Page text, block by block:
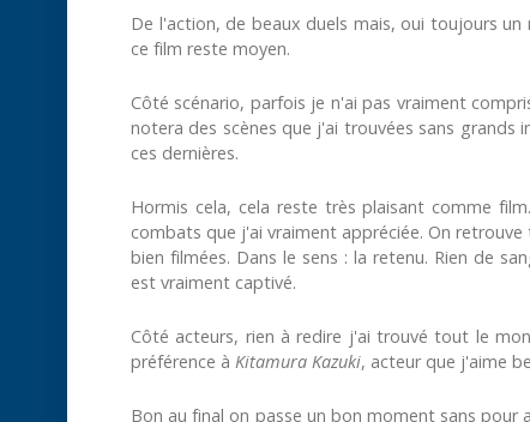
De l'action, de beaux duels mais, oui toujours
ce film reste moyen.
Côté scénario, parfois je n'ai pas vraiment
notera des scènes que j'ai trouvées sans grands
ces dernières.
Hormis cela, cela reste très plaisant comme
combats que j'ai vraiment appréciée. On
bien filmées. Dans le sens : la retenu. Rien de
est vraiment captivé.
Côté acteurs, rien à redire j'ai trouvé tout le
préférence à Kitamura Kazuki, acteur que j'aime
Bon au final on passe un bon moment sans